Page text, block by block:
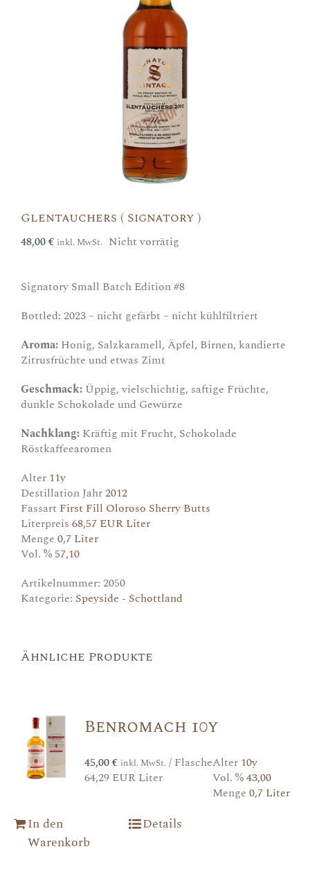
Glentauchers ( Signatory )
48,00€ inkl. MwSt. Nicht vorrätig
Signatory Small Batch Edition #8
Bottled: 2023 – nicht gefärbt – nicht kühlfiltriert
Aroma: Honig, Salzkaramell, Äpfel, Birnen, kandierte
Zitrusfrüchte und etwas Zimt
Geschmack: Üppig, vielschichtig, saftige Früchte,
dunkle Schokolade und Gewürze
Nachklang: Kräftig mit Frucht, Schokolade
Röstkaffeearomen
Alter 11y
Destillation Jahr2012
Fassart First Fill Oloroso Sherry Butts
Literpreis 68,57 EUR Liter
Menge 0,7 Liter
Vol. % 57,10
Artikelnummer: 2050
Kategorie: Speyside - Schottland
Ähnliche Produkte
Benromach 10y
45,00€ inkl. MwSt./ Flasche
64,29 EUR Liter
Alter 10y
Vol. %43,00
Menge 0,7 Liter
In den
Warenkorb
Details